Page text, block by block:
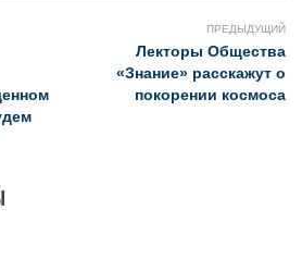
ПРЕДЫДУЩИЙ
Лекторы Общества
«Знание» расскажут о
покорении космоса